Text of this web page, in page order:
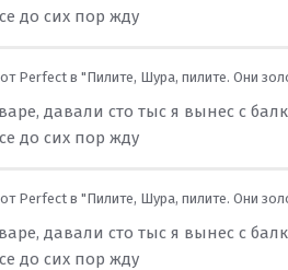
до сих пор жду
Perfect в"Пилите, Шура, пилите. Они
давали сто тыс я вынес с
до сих пор жду
Perfect в"Пилите, Шура, пилите. Они
давали сто тыс я вынес с
до сих пор жду